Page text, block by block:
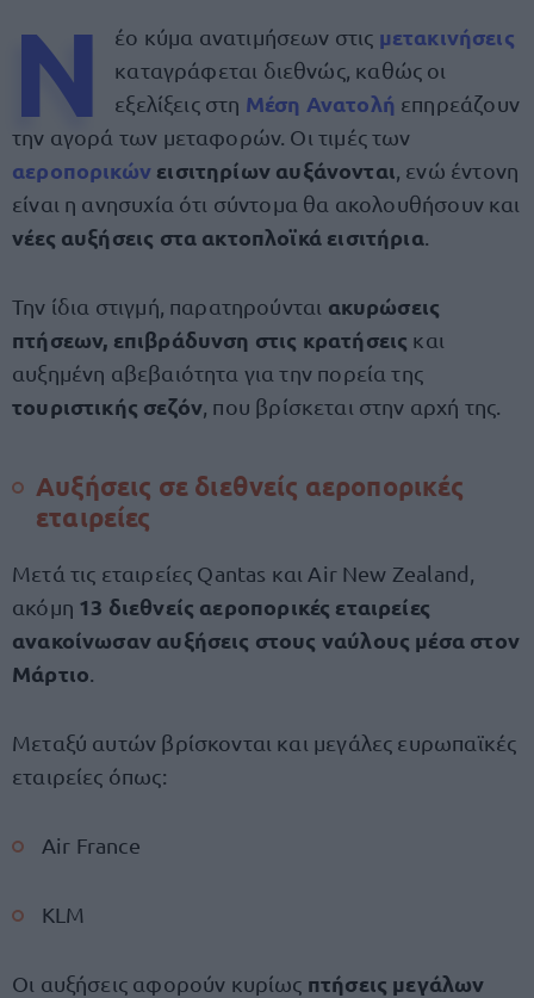
Ν έο κύμα ανατιμήσεων στις μετακινήσεις
καταγράφεται διεθνώς, καθώς οι
εξελίξεις στη Μέση Ανατολή επηρεάζουν
την αγορά των μεταφορών. Οι τιμές των
αεροπορικών εισιτηρίων αυξάνονται , ενώ έντονη
είναι η ανησυχία ότι σύντομα θα ακολουθήσουν και
νέες αυξήσεις στα ακτοπλοϊκά εισιτήρια
Την ίδια στιγμή, παρατηρούνται ακυρώσεις
πτήσεων, επιβράδυνση στις κρατήσεις και
αυξημένη αβεβαιότητα για την πορεία της
τουριστικής σεζόν , που βρίσκεται στην αρχή της.
Αυξήσεις σε διεθνείς αεροπορικές
εταιρείες
Μετά τις εταιρείες Qantas και Air New Zealand,
ακόμη 13 διεθνείς αεροπορικές εταιρείες
ανακοίνωσαν αυξήσεις στους ναύλους μέσα στον
Μάρτιο
Μεταξύ αυτών βρίσκονται και μεγάλες ευρωπαϊκές
εταιρείες όπως:
Air France
KLM
Οι αυξήσεις αφορούν κυρίως πτήσεις μεγάλων